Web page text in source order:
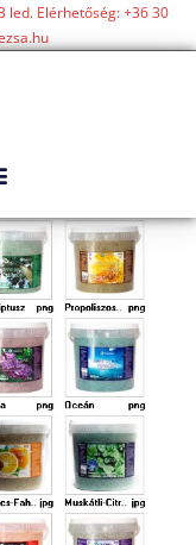
led. Elérhetőség: +36 30